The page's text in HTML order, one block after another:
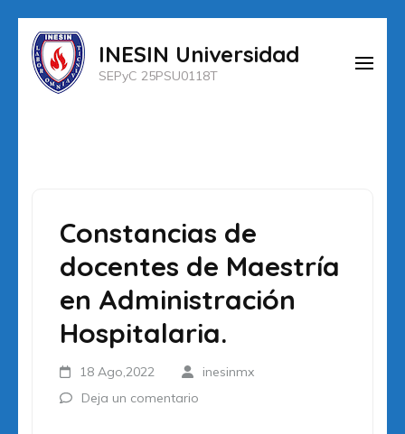
Saltar
contenido
INESIN Universidad
SEPyC 25PSU0118T
Constancias de
docentes de Maestría
en Administración
Hospitalaria.
18 Ago,2022
inesinmx
Deja un comentario